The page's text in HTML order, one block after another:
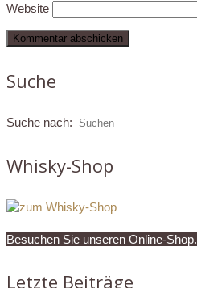
Website
Suche
Suche nach:
Whisky-Shop
Besuchen Sie unseren Online-Shop.
Letzte Beiträge